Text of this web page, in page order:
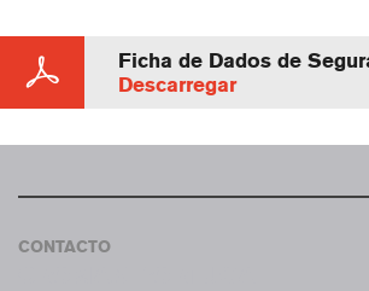
Ficha de Dados de
Descarregar
CONTACTO